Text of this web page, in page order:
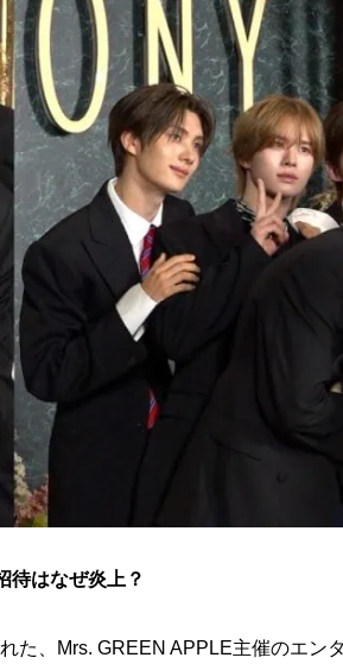
待はなぜ炎上？
た、Mrs. GREEN APPLE主催のエン